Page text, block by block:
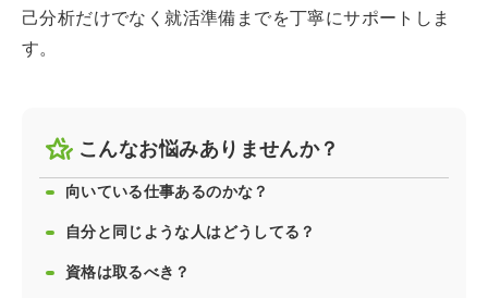
己分析だけでなく就活準備までを丁寧にサポートしま
す。
こんなお悩みありませんか？
向いている仕事あるのかな？
自分と同じような人はどうしてる？
資格は取るべき？